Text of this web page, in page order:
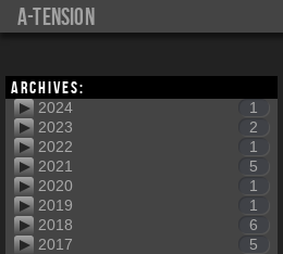
a-tension
Archives:
2024
1
2023
2
2022
1
2021
5
2020
1
2019
1
2018
6
2017
5